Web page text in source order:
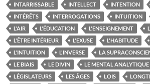
INTARRISSABLE
INTELLECT INTENTION
INTÉRÊTS
INTERROGATIONS INTUITION
L'AIR
L'ÉDUCATION L'ENSEIGNEMENT
L'ÊTRE INTÉRIEUR
L'EXUSE L'HABITUDE
L'INTUITION
L'INVERSE LA
LE BIAIS
LE DIVIN LE MENTAL ANALYTIQUE
LÉGISLATEURS
LES ÂGES LOIS